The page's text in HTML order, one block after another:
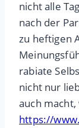
nicht alle
nach der
zu heftigen
rabiate
nicht nur
auch macht,
https://